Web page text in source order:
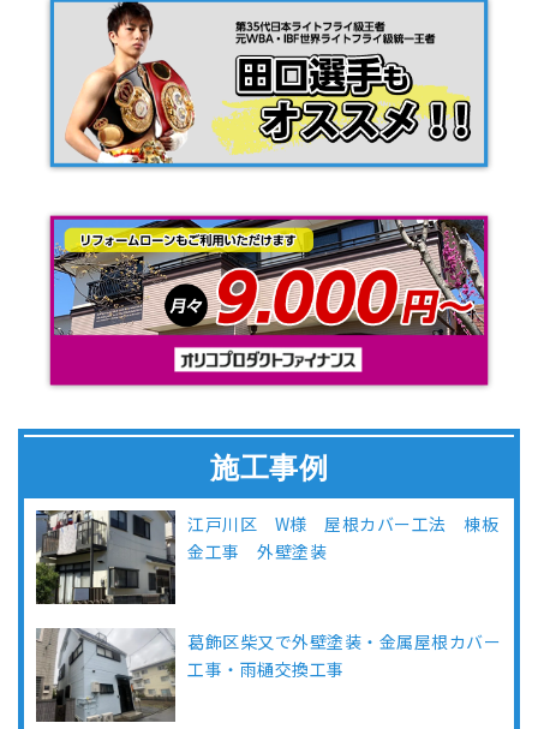
施工事例
江戸川区 W様 屋根カバー工法 棟板
金工事 外壁塗装
葛飾区柴又で外壁塗装・金属屋根カバー
工事・雨樋交換工事